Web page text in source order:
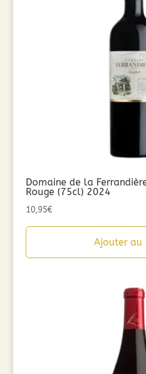
Domaine de la
Rouge (75cl) 2024
10,95€
Ajouter au